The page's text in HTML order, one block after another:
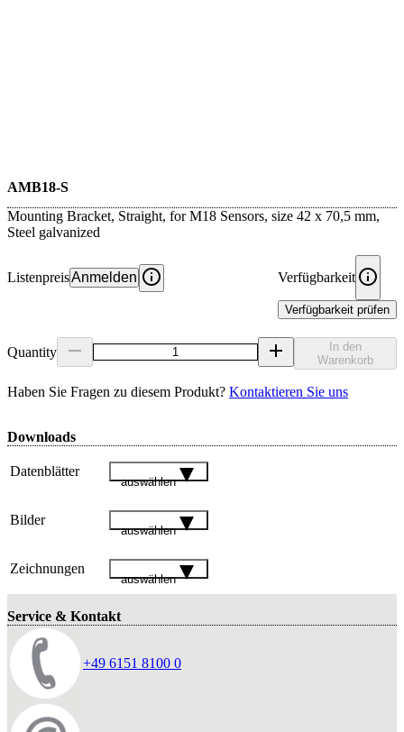
AMB18-S
Mounting Bracket, Straight, for M18 Sensors, size 42 x 70,5 mm,
Steel galvanized
ListenpreisAnmelden Verfügbarkeit
Verfügbarkeit prüfen
Quantity
In den
Warenkorb
Haben Sie Fragen zu diesem Produkt? Kontaktieren Sie uns
Downloads
Datenblätter
auswählen
Bilder
auswählen
Zeichnungen
auswählen
Service & Kontakt
+49 6151 8100 0